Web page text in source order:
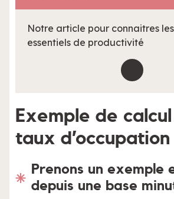
Notre article pour connaitres
essentiels de productivité
Exemple de calcul
taux d’occupation
Prenons un exemple
depuis une base